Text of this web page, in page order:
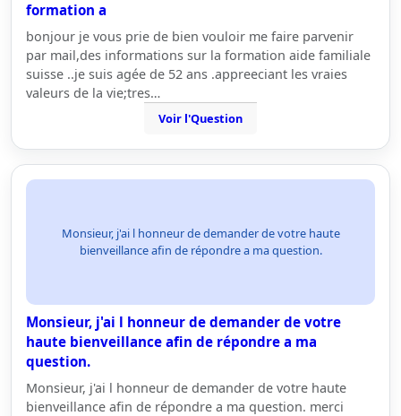
formation a
bonjour je vous prie de bien vouloir me faire parvenir
par mail,des informations sur la formation aide familiale
suisse ..je suis agée de 52 ans .appreeciant les vraies
valeurs de la vie;tres…
Voir l'Question
Monsieur, j'ai l honneur de demander de votre haute
bienveillance afin de répondre a ma question.
Monsieur, j'ai l honneur de demander de votre
haute bienveillance afin de répondre a ma
question.
Monsieur, j'ai l honneur de demander de votre haute
bienveillance afin de répondre a ma question. merci